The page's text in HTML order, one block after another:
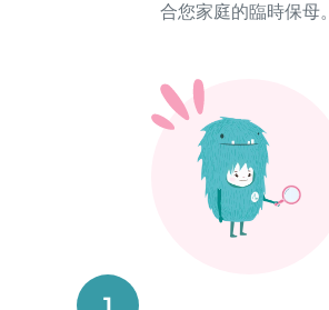
合您家庭的臨時保母。